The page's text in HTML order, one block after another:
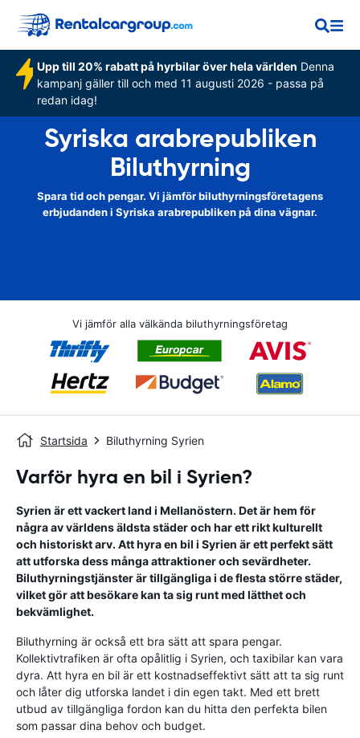
Upp till 20% rabatt på hyrbilar över hela världen Denna
kampanj gäller till och med 11 augusti 2026 - passa på
redan idag!
Syriska arabrepubliken
Biluthyrning
Spara tid och pengar. Vi jämför biluthyrningsföretagens
erbjudanden i Syriska arabrepubliken på dina vägnar.
Vi jämför alla välkända biluthyrningsföretag
Startsida Biluthyrning Syrien
Varför hyra en bil i Syrien?
Syrien är ett vackert land i Mellanöstern. Det är hem för
några av världens äldsta städer och har ett rikt kulturellt
och historiskt arv. Att hyra en bil i Syrien är ett perfekt sätt
att utforska dess många attraktioner och sevärdheter.
Biluthyrningstjänster är tillgängliga i de flesta större städer,
vilket gör att besökare kan ta sig runt med lätthet och
bekvämlighet.
Biluthyrning är också ett bra sätt att spara pengar.
Kollektivtrafiken är ofta opålitlig i Syrien, och taxibilar kan vara
dyra. Att hyra en bil är ett kostnadseffektivt sätt att ta sig runt
och låter dig utforska landet i din egen takt. Med ett brett
utbud av tillgängliga fordon kan du hitta den perfekta bilen
som passar dina behov och budget.